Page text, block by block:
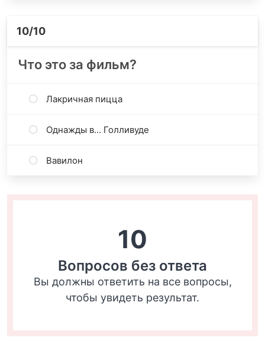
10/10
Что это за фильм?
Лакричная пицца
Однажды в... Голливуде
Вавилон
10
Вопросов без ответа
Вы должны ответить на все вопросы,
чтобы увидеть результат.